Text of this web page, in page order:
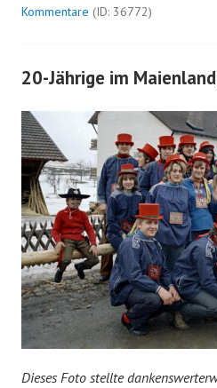
Kommentare (ID: 36772)
20-Jährige im
Dieses Foto stellte